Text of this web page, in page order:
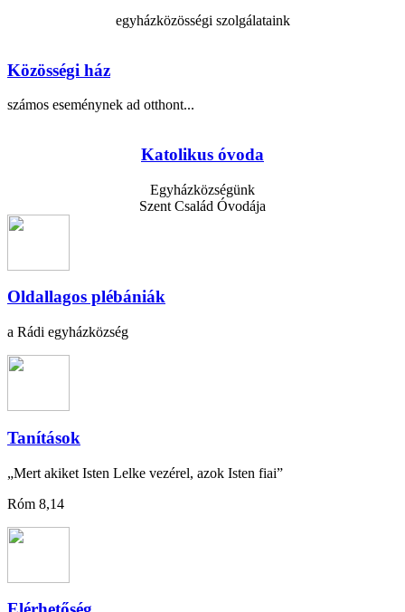
egyházközösségi szolgálataink
Közösségi ház
számos eseménynek ad otthont...
Katolikus óvoda
Egyházközségünk
Szent Család Óvodája
Oldallagos plébániák
a Rádi egyházközség
Tanítások
„Mert akiket Isten Lelke vezérel, azok Isten fiai”
Róm 8,14